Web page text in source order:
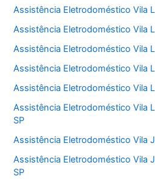
Assistência Eletrodoméstico Vila
Assistência Eletrodoméstico Vila
Assistência Eletrodoméstico Vila
Assistência Eletrodoméstico Vila
Assistência Eletrodoméstico Vila
Assistência Eletrodoméstico Vila
SP
Assistência Eletrodoméstico Vila
Assistência Eletrodoméstico Vila
SP